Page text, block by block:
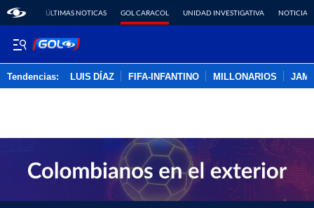
ÚLTIMAS NOTICAS GOL CARACOL UNIDAD INVESTIGATIVA NOTICIAS
Tendencias: LUIS DÍAZ FIFA-INFANTINO MILLONARIOS